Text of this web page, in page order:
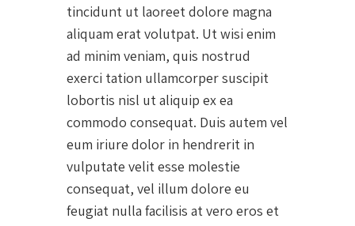
tincidunt ut laoreet dolore magna
aliquam erat volutpat. Ut wisi enim
ad minim veniam, quis nostrud
exerci tation ullamcorper suscipit
lobortis nisl ut aliquip ex ea
commodo consequat. Duis autem vel
eum iriure dolor in hendrerit in
vulputate velit esse molestie
consequat, vel illum dolore eu
feugiat nulla facilisis at vero eros et